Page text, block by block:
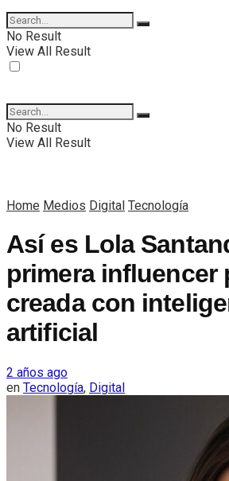
No Result
View All Result
No Result
View All Result
Home Medios Digital Tecnología
Así es Lola
primera influencer
creada con
artificial
2 años ago
en Tecnología, Digital